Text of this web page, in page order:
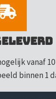
vanaf
binnen 1